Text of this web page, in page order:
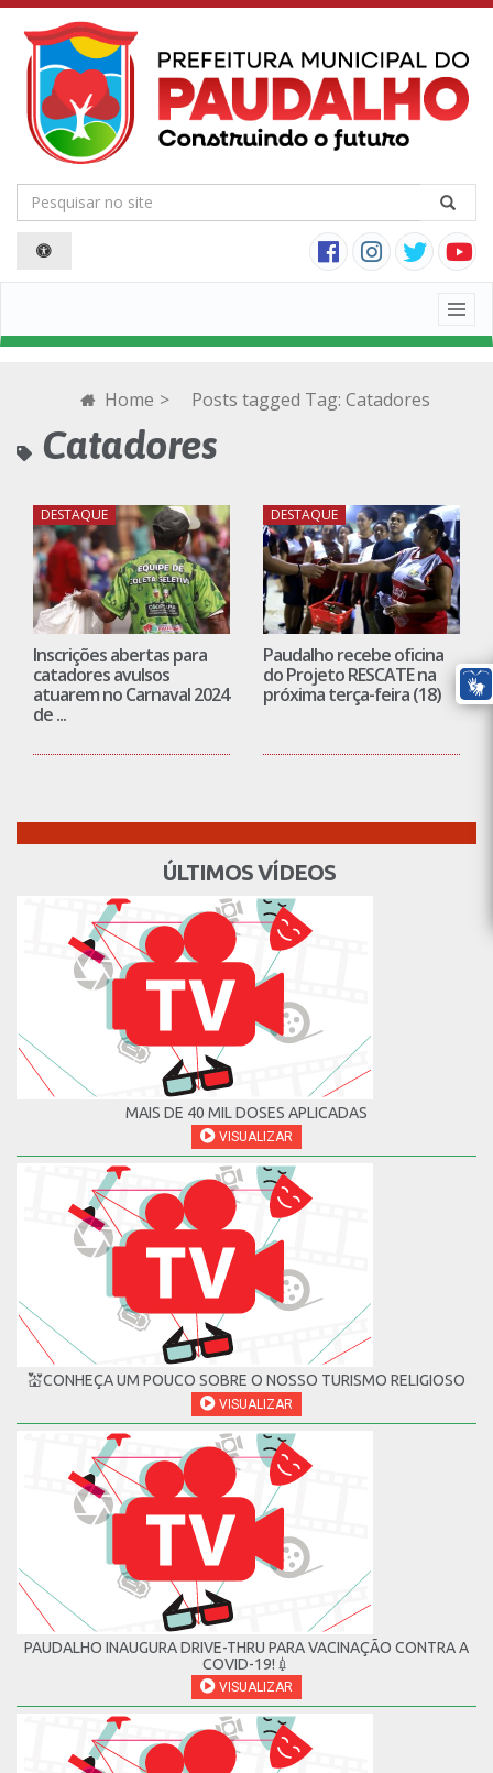
Home > Posts tagged Tag: Catadores
Catadores
DESTAQUE
Inscrições abertas para
catadores avulsos
atuarem no Carnaval 2024
de ...
DESTAQUE
Paudalho recebe oficina
do Projeto RESCATE na
próxima terça-feira (18)
ÚLTIMOS VÍDEOS
MAIS DE 40 MIL DOSES APLICADAS
VISUALIZAR
💒CONHEÇA UM POUCO SOBRE O NOSSO TURISMO RELIGIOSO
VISUALIZAR
PAUDALHO INAUGURA DRIVE-THRU PARA VACINAÇÃO CONTRA A
COVID-19!💉
VISUALIZAR